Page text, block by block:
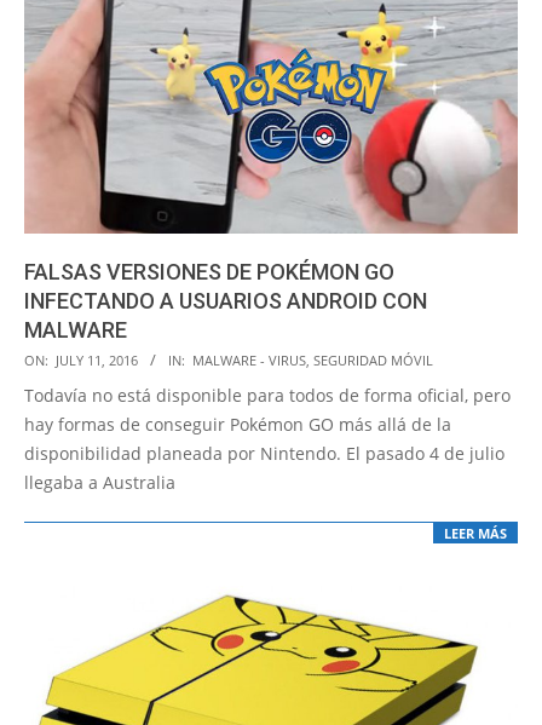
FALSAS VERSIONES DE POKÉMON GO
INFECTANDO A USUARIOS ANDROID CON
MALWARE
2016-
07-
11
ON: JULY 11, 2016 IN: MALWARE - VIRUS, SEGURIDAD MÓVIL
Todavía no está disponible para todos de forma oficial, pero
hay formas de conseguir Pokémon GO más allá de la
disponibilidad planeada por Nintendo. El pasado 4 de julio
llegaba a Australia
LEER MÁS